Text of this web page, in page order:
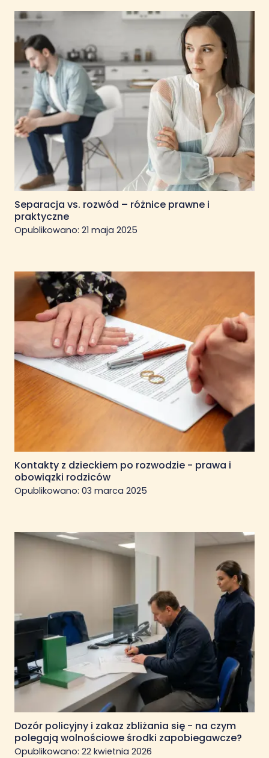
Separacja vs. rozwód – różnice prawne i
praktyczne
Opublikowano: 21 maja 2025
Kontakty z dzieckiem po rozwodzie - prawa i
obowiązki rodziców
Opublikowano: 03 marca 2025
Dozór policyjny i zakaz zbliżania się - na czym
polegają wolnościowe środki zapobiegawcze?
Opublikowano: 22 kwietnia 2026